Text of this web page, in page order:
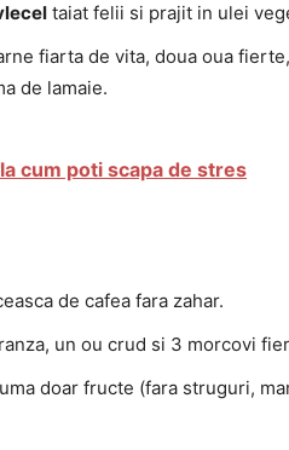
taiat felii si prajit in ulei
fiarta de vita, doua oua
de lamaie.
cum poti scapa de stres
de cafea fara zahar.
un ou crud si 3 morcovi
doar fructe (fara struguri,